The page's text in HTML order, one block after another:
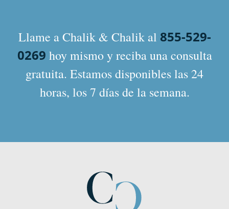
Llame a Chalik & Chalik al 855-529-
0269 hoy mismo y reciba una consulta
gratuita. Estamos disponibles las 24
horas, los 7 días de la semana.